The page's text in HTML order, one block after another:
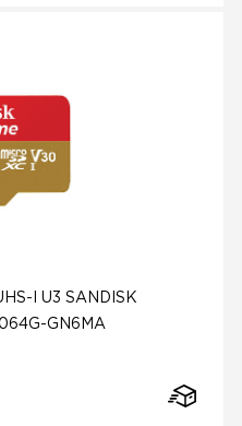
I U3 SANDISK
GN6MA